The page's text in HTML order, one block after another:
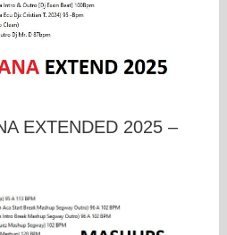
EXTENDED 2025 –